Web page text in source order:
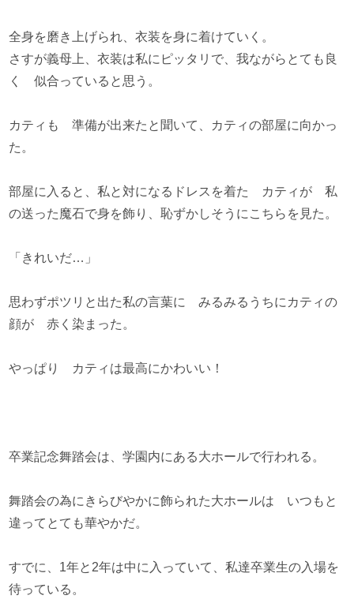
全身を磨き上げられ、衣装を身に着けていく。
さすが義母上、衣装は私にピッタリで、我ながらとても良
く 似合っていると思う。
カティも 準備が出来たと聞いて、カティの部屋に向かっ
た。
部屋に入ると、私と対になるドレスを着た カティが 私
の送った魔石で身を飾り、恥ずかしそうにこちらを見た。
「きれいだ…」
思わずポツリと出た私の言葉に みるみるうちにカティの
顔が 赤く染まった。
やっぱり カティは最高にかわいい！
卒業記念舞踏会は、学園内にある大ホールで行われる。
舞踏会の為にきらびやかに飾られた大ホールは いつもと
違ってとても華やかだ。
すでに、1年と2年は中に入っていて、私達卒業生の入場を
待っている。